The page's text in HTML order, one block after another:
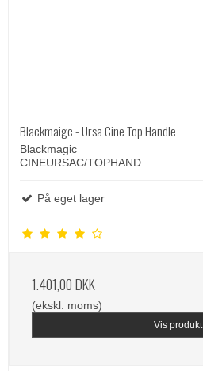
Blackmaigc - Ursa Cine Top Handle
Blackmagic
CINEURSAC/TOPHAND
På eget lager
1.401,00 DKK
(ekskl. moms)
Vis produkt